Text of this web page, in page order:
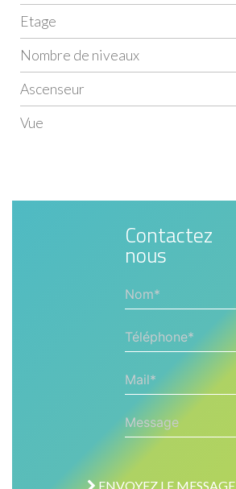
Etage
Nombre de niveaux
Ascenseur
Vue
Contactez
nous
Nom*
Téléphone*
Mail*
Message
ENVOYEZ LE MESSAGE